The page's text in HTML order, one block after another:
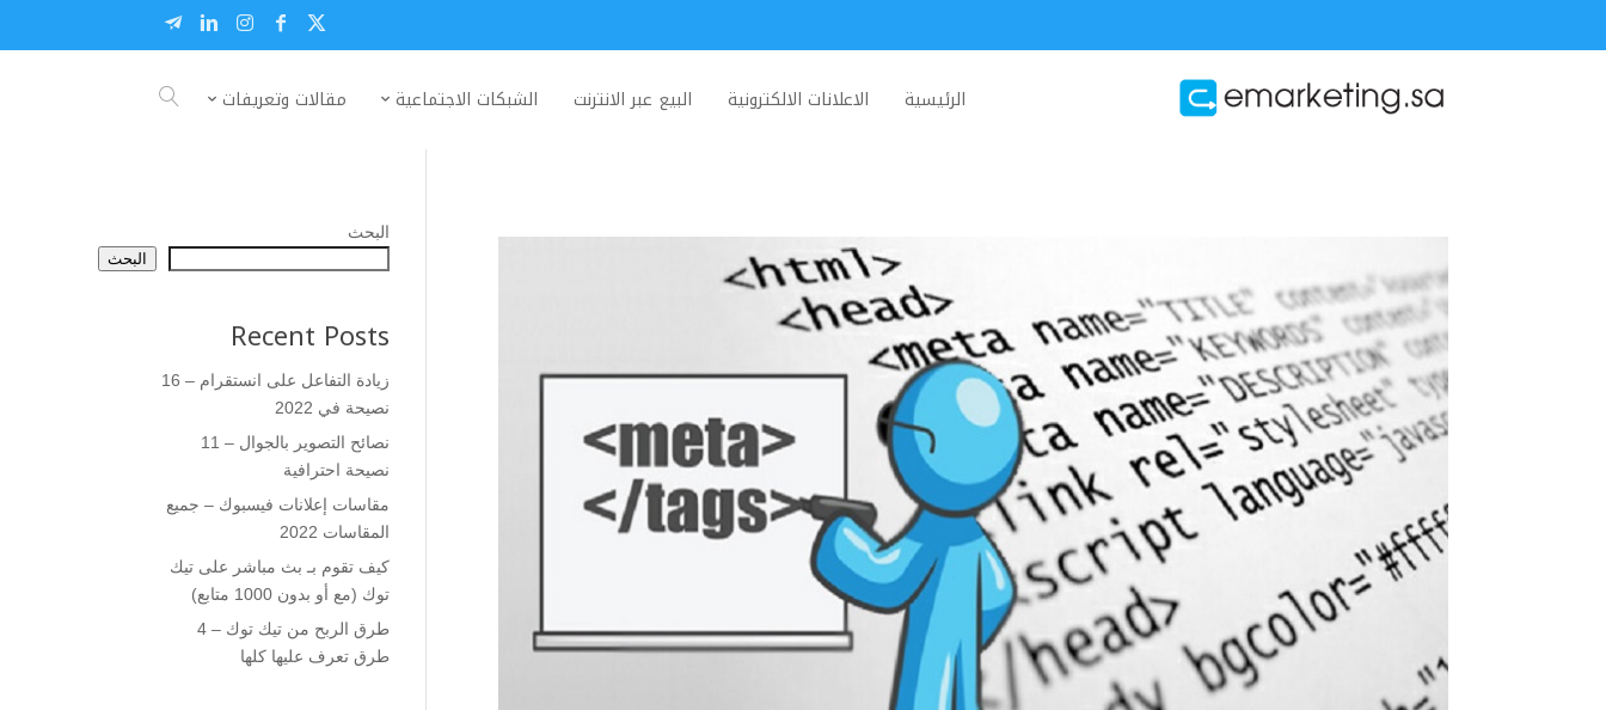
الرئيسية الاعلانات الالكترونية البيع عبر الانترنت الشبكات الاجتماعية مقالات وتعريفات
البحث
البحث
Recent Posts
زيادة التفاعل على انستقرام – 16
نصيحة في 2022
نصائح التصوير بالجوال – 11
نصيحة احترافية
مقاسات إعلانات فيسبوك – جميع
المقاسات 2022
كيف تقوم بـ بث مباشر على تيك
توك (مع أو بدون 1000 متابع)
طرق الربح من تيك توك – 4
طرق تعرف عليها كلها